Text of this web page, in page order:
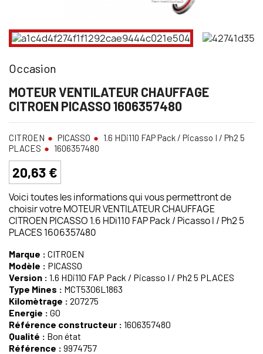
Occasion
MOTEUR VENTILATEUR CHAUFFAGE
CITROEN PICASSO 1606357480
CITROEN PICASSO
1.6 HDi110 FAP Pack / Picasso I / Ph2 5
PLACES
1606357480
20,63 €
Voici toutes les informations qui vous permettront de
choisir votre MOTEUR VENTILATEUR CHAUFFAGE
CITROEN PICASSO 1.6 HDi110 FAP Pack / Picasso I / Ph2 5
PLACES 1606357480
Marque : CITROEN
Modèle : PICASSO
Version : 1.6 HDi110 FAP Pack / Picasso I / Ph2 5 PLACES
Type Mines : MCT5306L1863
Kilomètrage : 207275
Energie : GO
Référence constructeur : 1606357480
Qualité : Bon état
Référence : 9974757